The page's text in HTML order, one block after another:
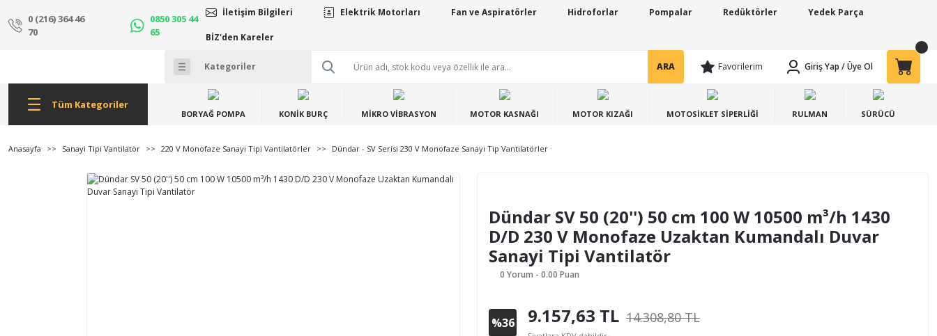
0 (216) 364 46
70
0850 305 44
65
İletişim Bilgileri Elektrik Motorları Fan ve Aspiratörler Hidroforlar Pompalar Redüktörler Yedek Parça
BİZ'den Kareler
ARA Favorilerim Giriş Yap /Üye Ol
Tüm Kategoriler
BORYAĞ POMPA KONİK BURÇ MİKRO VİBRASYON MOTOR KASNAĞI MOTOR KIZAĞI MOTOSİKLET SİPERLİĞİ RULMAN SÜRÜCÜ
Anasayfa Sanayi Tipi Vantilatör 220 V Monofaze Sanayi Tipi Vantilatörler Dündar - SV Serisi 230 V Monofaze Sanayi Tip Vantilatörler
Dündar SV 50 (20'') 50 cm 100 W 10500 m³/h 1430
D/D 230 V Monofaze Uzaktan Kumandalı Duvar
Sanayi Tipi Vantilatör
0 Yorum - 0.00 Puan
%36 9.157,63 TL 14.308,80 TL